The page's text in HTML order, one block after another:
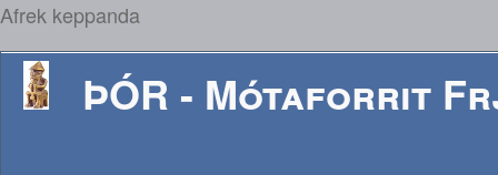
Afrek keppanda
ÞÓR - Mótaforrit